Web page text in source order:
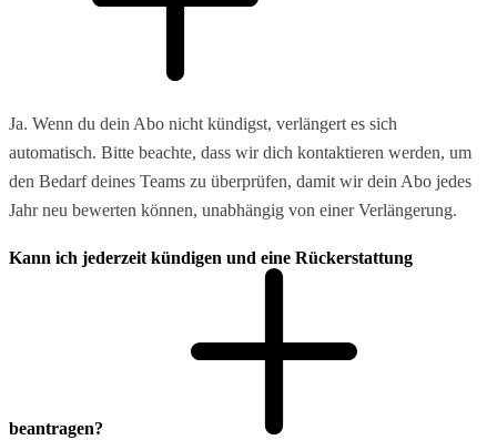
Ja. Wenn du dein Abo nicht kündigst, verlängert es sich
automatisch. Bitte beachte, dass wir dich kontaktieren werden, um
den Bedarf deines Teams zu überprüfen, damit wir dein Abo jedes
Jahr neu bewerten können, unabhängig von einer Verlängerung.
Kann ich jederzeit kündigen und eine Rückerstattung
beantragen?